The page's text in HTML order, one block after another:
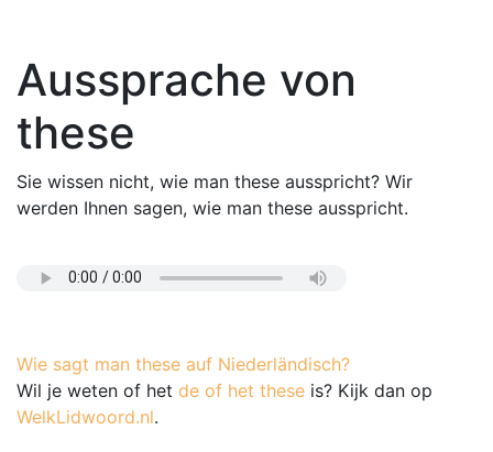
Aussprache von
these
Sie wissen nicht, wie man these ausspricht? Wir
werden Ihnen sagen, wie man these ausspricht.
Wie sagt man these auf Niederländisch?
Wil je weten of het de of het these is? Kijk dan op
WelkLidwoord.nl.